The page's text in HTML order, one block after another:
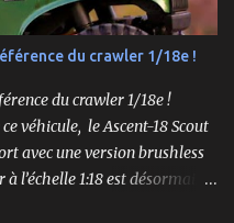
qui lui confère une meilleure
🛒 Voir le Traxxas X-
à lui, est conçu pour la
plus planes. Sa conception
du crawler 1/18e !
du crawler 1/18e !
véhicule, le Ascent-18 Scout
avec une version brushless
l’échelle 1:18 est désormais